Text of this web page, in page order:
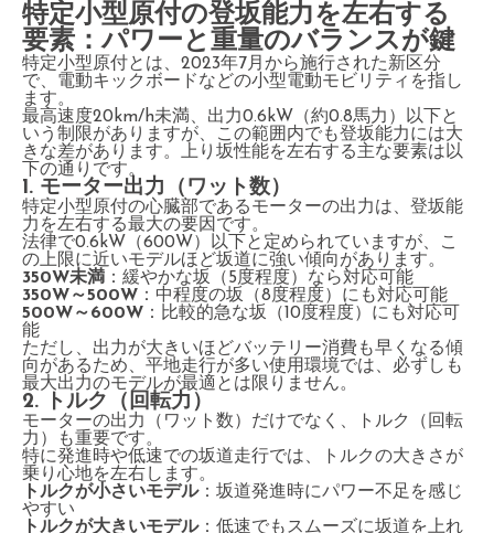
特定小型原付の登坂能力を左右する
要素：パワーと重量のバランスが鍵
特定小型原付とは、2023年7月から施行された新区分
で、電動キックボードなどの小型電動モビリティを指し
ます。
最高速度20km/h未満、出力0.6kW（約0.8馬力）以下と
いう制限がありますが、この範囲内でも登坂能力には大
きな差があります。上り坂性能を左右する主な要素は以
下の通りです。
1. モーター出力（ワット数）
特定小型原付の心臓部であるモーターの出力は、登坂能
力を左右する最大の要因です。
法律で0.6kW（600W）以下と定められていますが、こ
の上限に近いモデルほど坂道に強い傾向があります。
350W未満 ：緩やかな坂（5度程度）なら対応可能
350W～500W ：中程度の坂（8度程度）にも対応可能
500W～600W ：比較的急な坂（10度程度）にも対応可
能
ただし、出力が大きいほどバッテリー消費も早くなる傾
向があるため、平地走行が多い使用環境では、必ずしも
最大出力のモデルが最適とは限りません。
2. トルク（回転力）
モーターの出力（ワット数）だけでなく、トルク（回転
力）も重要です。
特に発進時や低速での坂道走行では、トルクの大きさが
乗り心地を左右します。
トルクが小さいモデル：坂道発進時にパワー不足を感じ
やすい
トルクが大きいモデル：低速でもスムーズに坂道を上れ